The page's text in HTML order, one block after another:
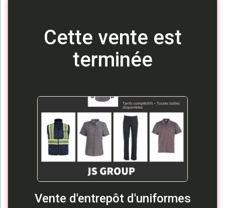
Cette vente est
terminée
Vente d'entrepôt d'uniformes